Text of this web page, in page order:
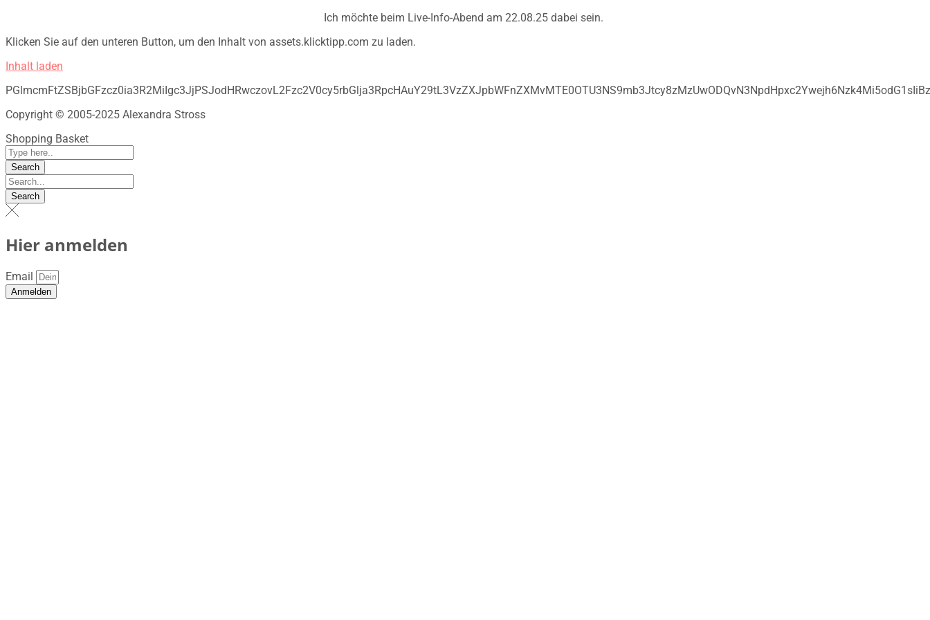
Ich möchte beim Live-Info-Abend am 22.08.25 dabei sein.
Klicken Sie auf den unteren Button, um den Inhalt von assets.klicktipp.com zu laden.
Inhalt laden
Copyright © 2005-2025 Alexandra Stross
Shopping Basket
Hier anmelden
Email
Anmelden